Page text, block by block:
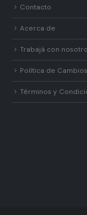
Contacto
Acerca de
Trabajá con
Política de
Términos y